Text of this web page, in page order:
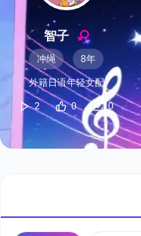
智子
冲绳 8年
外籍日语年轻女配
2 0 0